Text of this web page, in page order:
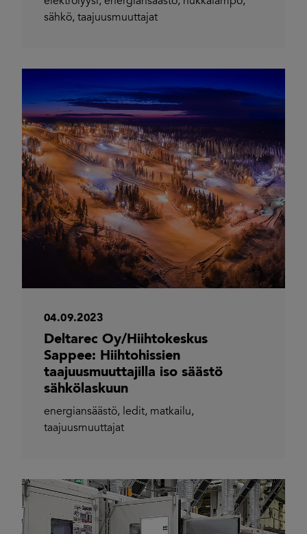
sähkö, taajuusmuuttajat
04.09.2023
Deltarec Oy/Hiihtokeskus
Sappee: Hiihtohissien
taajuusmuuttajilla iso säästö
sähkölaskuun
energiansäästö, ledit, matkailu,
taajuusmuuttajat